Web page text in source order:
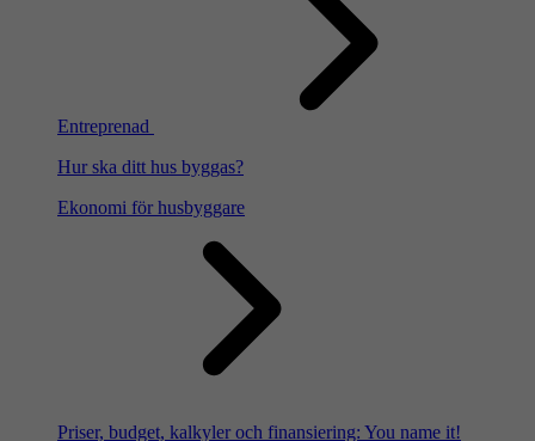
Entreprenad
Hur ska ditt hus byggas?
Ekonomi för husbyggare
Priser, budget, kalkyler och finansiering: You name it!